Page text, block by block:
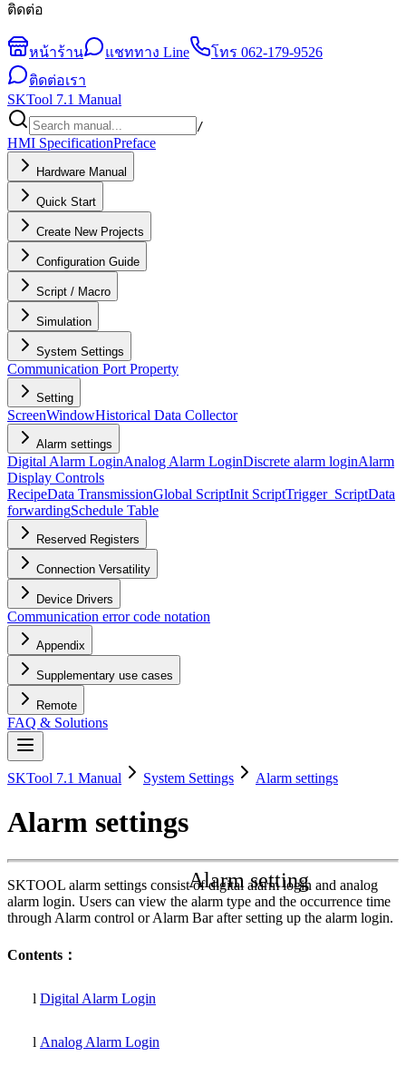
ติดต่อ
หน้าร้าน แชททาง Line โทร 062-179-9526
ติดต่อเรา
SKTool 7.1 Manual
/
HMI SpecificationPreface
Hardware Manual
Quick Start
Create New Projects
Configuration Guide
Script / Macro
Simulation
System Settings
Communication Port Property
Setting
ScreenWindowHistorical Data Collector
Alarm settings
Digital Alarm LoginAnalog Alarm LoginDiscrete alarm loginAlarm
Display Controls
RecipeData TransmissionGlobal ScriptInit ScriptTrigger_ScriptData
forwardingSchedule Table
Reserved Registers
Connection Versatility
Device Drivers
Communication error code notation
Appendix
Supplementary use cases
Remote
FAQ & Solutions
SKTool 7.1 Manual System Settings Alarm settings
Alarm settings
Alarm setting
SKTOOL alarm settings consist of digital alarm login and analog
alarm login. Users can view the alarm type and the occurrence time
through Alarm control or Alarm Bar after setting up the alarm login.
Contents ：
l Digital Alarm Login
l Analog Alarm Login